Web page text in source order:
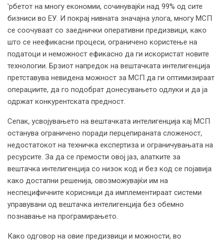
'рбетот на многу економии, сочинувајќи над 99% од сите
бизниси во ЕУ. И покрај нивната значајна улога, многу МСП
се соочуваат со заеднички оперативни предизвици, како
што се неефикасни процеси, ограничено користење на
податоци и неможност ефикасно да ги искористат новите
технологии. Брзиот напредок на вештачката интелигенција
претставува невидена можност за МСП да ги оптимизираат
операциите, да го подобрат донесувањето одлуки и да ја
одржат конкурентската предност.
Сепак, усвојувањето на вештачката интелигенција кај МСП
останува ограничено поради перцепираната сложеност,
недостатокот на техничка експертиза и ограничувањата на
ресурсите. За да се премости овој јаз, алатките за
вештачка интелигенција со низок код и без код се појавија
како достапни решенија, овозможувајќи им на
неспецифичните корисници да имплементираат системи
управувани од вештачка интелигенција без обемно
познавање на програмирањето.
Како одговор на овие предизвици и можности, во